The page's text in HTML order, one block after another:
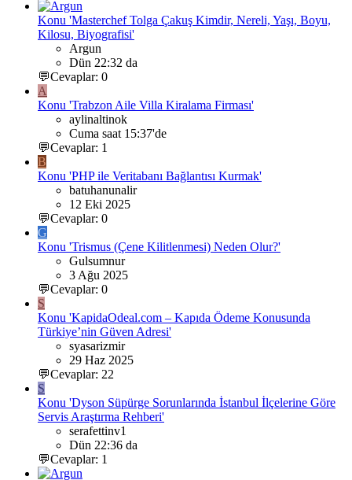
Konu 'Masterchef Tolga Çakuş Kimdir, Nereli, Yaşı, Boyu,
Kilosu, Biyografisi'
Argun
Dün 22:32 da
💬Cevaplar: 0
A
Konu 'Trabzon Aile Villa Kiralama Firması'
aylinaltinok
Cuma saat 15:37'de
💬Cevaplar: 1
B
Konu 'PHP ile Veritabanı Bağlantısı Kurmak'
batuhanunalir
12 Eki 2025
💬Cevaplar: 0
G
Konu 'Trismus (Çene Kilitlenmesi) Neden Olur?'
Gulsumnur
3 Ağu 2025
💬Cevaplar: 0
S
Konu 'KapidaOdeal.com – Kapıda Ödeme Konusunda
Türkiye’nin Güven Adresi'
syasarizmir
29 Haz 2025
💬Cevaplar: 22
S
Konu 'Dyson Süpürge Sorunlarında İstanbul İlçelerine Göre
Servis Araştırma Rehberi'
serafettinv1
Dün 22:36 da
💬Cevaplar: 1